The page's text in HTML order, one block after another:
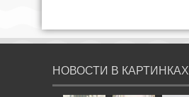
НОВОСТИ В КАРТИНКАХ